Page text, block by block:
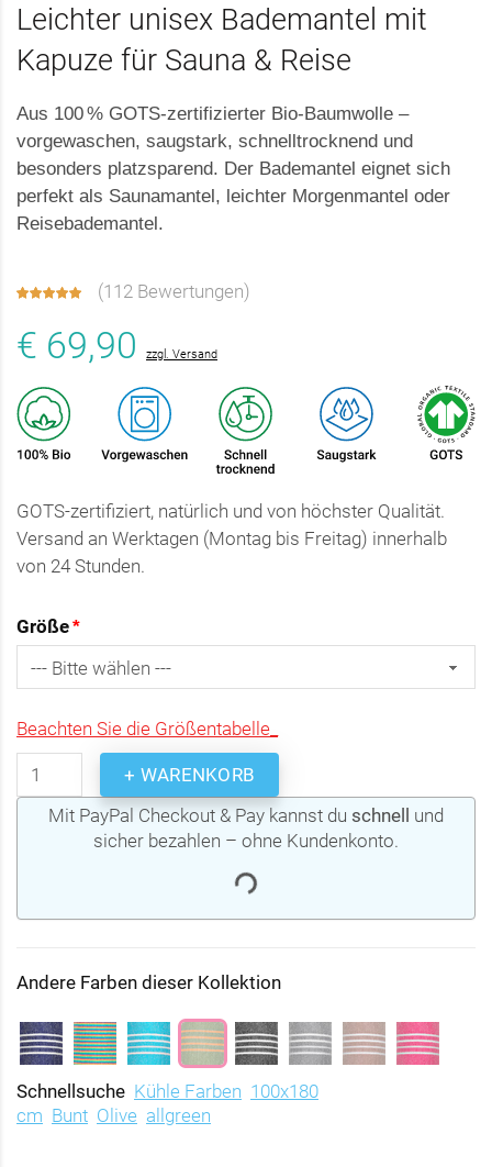
Leichter unisex Bademantel mit
Kapuze für Sauna & Reise
Aus 100 % GOTS-zertifizierter Bio-Baumwolle –
vorgewaschen, saugstark, schnelltrocknend und
besonders platzsparend. Der Bademantel eignet sich
perfekt als Saunamantel, leichter Morgenmantel oder
Reisebademantel.
(112 Bewertungen)
€ 69,90 zzgl. Versand
GOTS-zertifiziert, natürlich und von höchster Qualität.
Versand an Werktagen (Montag bis Freitag) innerhalb
von 24 Stunden.
Größe
Beachten Sie die Größentabelle_
+ WARENKORB
Mit PayPal Checkout & Pay kannst du schnell
und
sicher bezahlen – ohne Kundenkonto.
Andere Farben dieser Kollektion
Schnellsuche Kühle Farben 100x180
cm Bunt Olive allgreen